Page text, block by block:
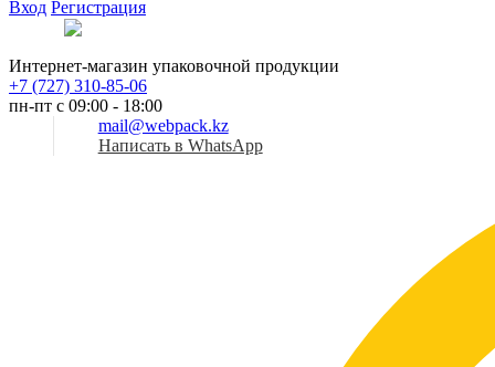
Вход Регистрация
Интернет-магазин упаковочной продукции
+7 (727) 310-85-06
пн-пт с 09:00 - 18:00
mail@webpack.kz
Написать в WhatsApp